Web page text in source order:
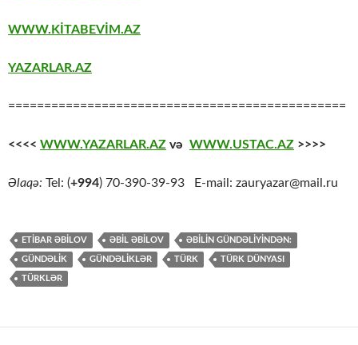
WWW.KİTABEVİM.AZ
YAZARLAR.AZ
===============================================
<<<< WWW.YAZARLAR.AZ və WWW.USTAC.AZ >>>>
Əlaqə: Tel: (+994) 70-390-39-93 E-mail: zauryazar@mail.ru
ETIBAR ƏBILOV ƏBIL ƏBİLOV ƏBILIN GÜNDƏLIYINDƏN:
GÜNDƏLIK GÜNDƏLIKLƏR TÜRK TÜRK DÜNYASI
TÜRKLƏR